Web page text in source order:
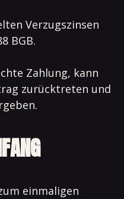
Verzugszinsen
BGB.
Zahlung, kann
zurücktreten und
einmaligen